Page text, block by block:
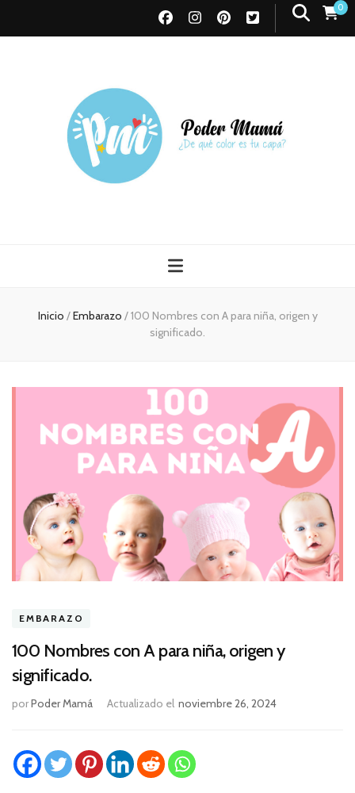
0
Inicio /Embarazo /100 Nombres con A para niña, origen y
significado.
EMBARAZO
100 Nombres con A para niña, origen y
significado.
porPoder Mamá Actualizado el noviembre 26, 2024